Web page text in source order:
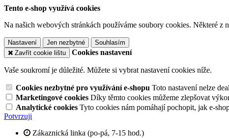
Tento e-shop využívá cookies
Na našich webových stránkách používáme soubory cookies. Některé
Nastavení Jen nezbytné
Souhlasím
Zavřít cookie lištu
Cookies nastavení
Vaše soukromí je důležité. Můžete si vybrat nastavení cookies níže.
Cookies nezbytné pro využívání e-shopu Toto nastavení nelze
Marketingové cookies Díky těmto cookies můžeme zlepšovat
Analytické cookies Tyto cookies nám pomáhají pochopit, jak e-
Potvrzuji
Zákaznická linka (po-pá, 7-15 hod.)